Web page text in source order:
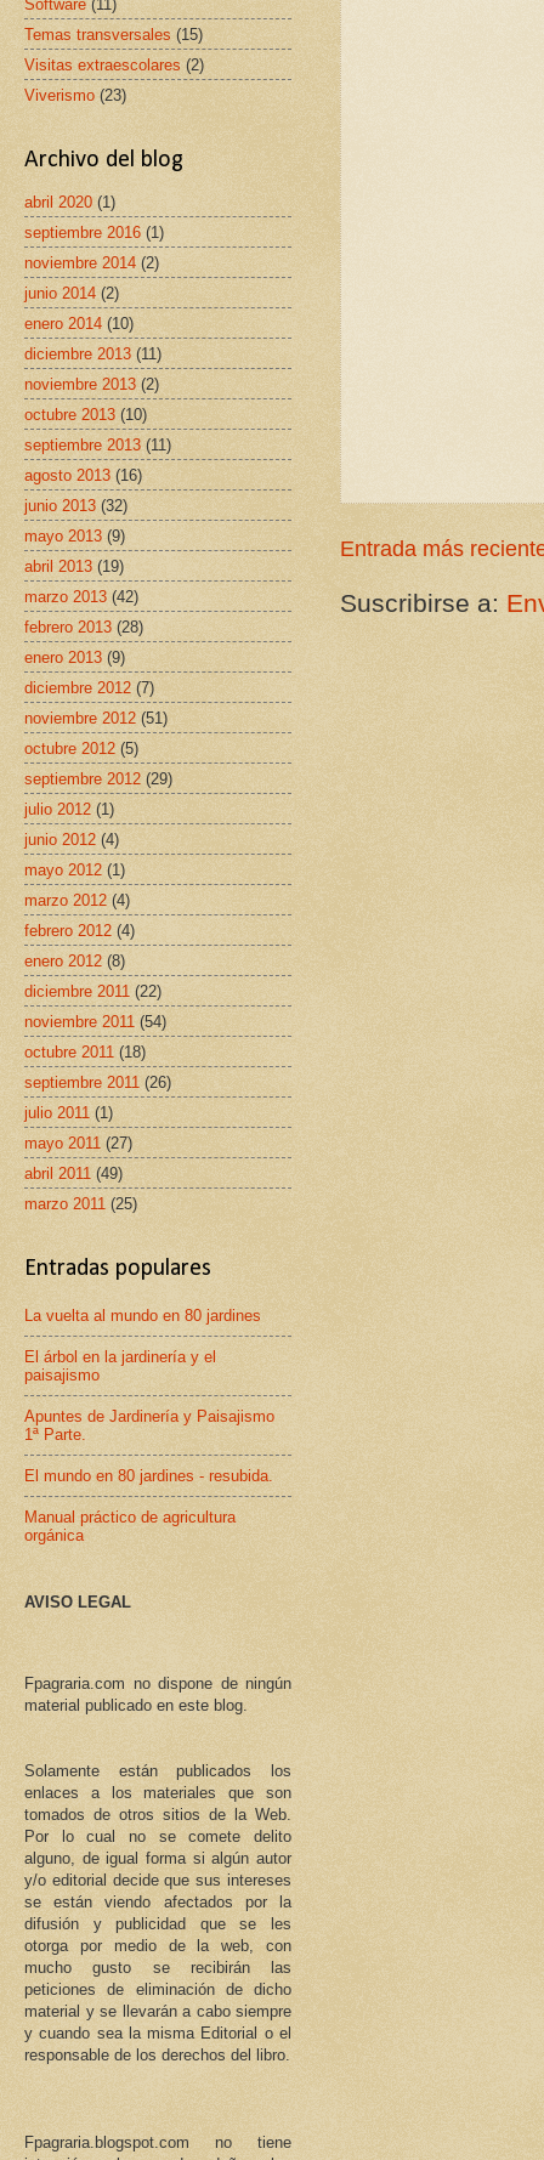
Entrada más
Suscribirse a:
Software (11)
Temas transversales (15)
Visitas extraescolares (2)
Viverismo (23)
Archivo del blog
abril 2020 (1)
septiembre 2016 (1)
noviembre 2014 (2)
junio 2014 (2)
enero 2014 (10)
diciembre 2013 (11)
noviembre 2013 (2)
octubre 2013 (10)
septiembre 2013 (11)
agosto 2013 (16)
junio 2013 (32)
mayo 2013 (9)
abril 2013 (19)
marzo 2013 (42)
febrero 2013 (28)
enero 2013 (9)
diciembre 2012 (7)
noviembre 2012 (51)
octubre 2012 (5)
septiembre 2012 (29)
julio 2012 (1)
junio 2012 (4)
mayo 2012 (1)
marzo 2012 (4)
febrero 2012 (4)
enero 2012 (8)
diciembre 2011 (22)
noviembre 2011 (54)
octubre 2011 (18)
septiembre 2011 (26)
julio 2011 (1)
mayo 2011 (27)
abril 2011 (49)
marzo 2011 (25)
Entradas populares
La vuelta al mundo en 80 jardines
El árbol en la jardinería y el
paisajismo
Apuntes de Jardinería y Paisajismo
1ª Parte.
El mundo en 80 jardines - resubida.
Manual práctico de agricultura
orgánica
AVISO LEGAL
Fpagraria.com no dispone de ningún
material publicado en este blog.
Solamente están publicados los
enlaces a los materiales que son
tomados de otros sitios de la Web.
Por lo cual no se comete delito
alguno, de igual forma si algún autor
y/o editorial decide que sus intereses
se están viendo afectados por la
difusión y publicidad que se les
otorga por medio de la web, con
mucho gusto se recibirán las
peticiones de eliminación de dicho
material y se llevarán a cabo siempre
y cuando sea la misma Editorial o el
responsable de los derechos del libro.
Fpagraria.blogspot.com no tiene